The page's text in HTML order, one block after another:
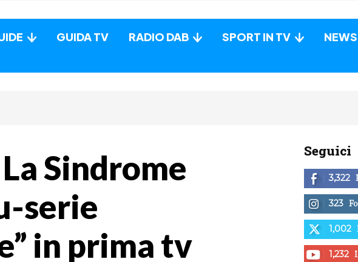
GUIDA TV RADIO DAB SPORT IN TV
Sindrome
serie
in prima tv
Seguici
3,322
323
1,002
1,232